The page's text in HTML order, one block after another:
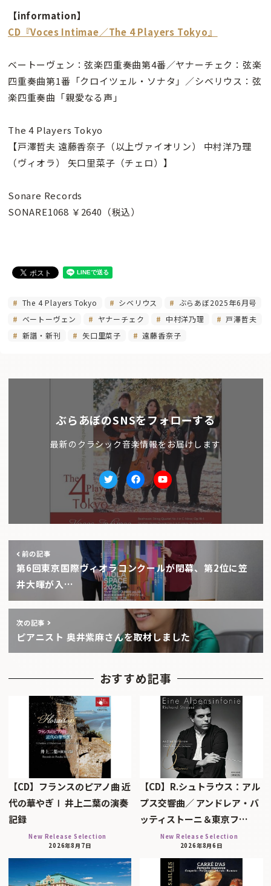
【information】
CD『Voces Intimae／The 4 Players Tokyo』
ベートーヴェン：弦楽四重奏曲第4番／ヤナーチェク：弦楽
四重奏曲第1番「クロイツェル・ソナタ」／シベリウス：弦
楽四重奏曲「親愛なる声」
The 4 Players Tokyo
【戸澤哲夫 遠藤香奈子（以上ヴァイオリン） 中村洋乃理
（ヴィオラ） 矢口里菜子（チェロ）】
Sonare Records
SONARE1068 ￥2640（税込）
The 4 Players Tokyo シベリウス
ぶらあぼ2025年6月号
ベートーヴェン
ヤナーチェク 中村洋乃理
戸澤哲夫
新譜・新刊
矢口里菜子 遠藤香奈子
ぶらあぼのSNSをフォローする
最新のクラシック音楽情報をお届けします
TwitterfacebookYoutube
前の記事
第6回東京国際ヴィオラコンクールが閉幕、第2位に笠
井大暉が入…
次の記事
ピアニスト 奥井紫麻さんを取材しました
おすすめ記事
【CD】フランスのピアノ曲 近
代の華やぎⅠ 井上二葉の演奏
記録
New Release Selection
2026年8月7日
【CD】R.シュトラウス：アル
プス交響曲／ アンドレア・バ
ッティストーニ＆東京フ…
New Release Selection
2026年8月6日